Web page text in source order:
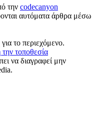
την codecanyon
αυτόματα άρθρα μέσω
το περιεχόμενο.
τοποθεσία
να διαγραφεί μην